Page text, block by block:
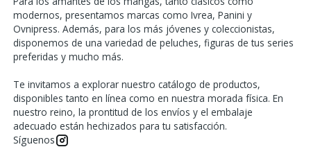
modernos, presentamos marcas como Ivrea, Panini y
Ovnipress. Además, para los más jóvenes y coleccionistas,
disponemos de una variedad de peluches, figuras de tus series
preferidas y mucho más.
Te invitamos a explorar nuestro catálogo de productos,
disponibles tanto en línea como en nuestra morada física. En
nuestro reino, la prontitud de los envíos y el embalaje
adecuado están hechizados para tu satisfacción.
Síguenos